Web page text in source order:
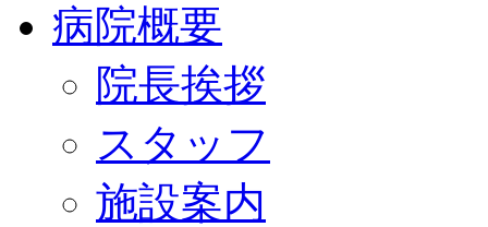
病院概要
院長挨拶
スタッフ
施設案内